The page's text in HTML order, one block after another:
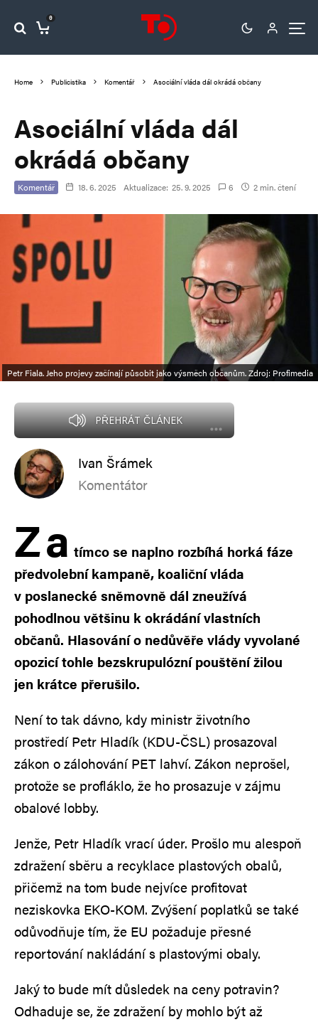
0
Home Publicistika Komentář Asociální vláda dál okrádá občany
Asociální vláda dál
okrádá občany
Komentář 18. 6. 2025 Aktualizace: 25. 9. 2025 6 2 min. čtení
Petr Fiala. Jeho projevy začínají působit jako výsměch občanům. Zdroj: Profimedia
PŘEHRÁT ČLÁNEK
Ivan Šrámek
Komentátor
Za tímco se naplno rozbíhá horká fáze
předvolební kampaně, koaliční vláda
v poslanecké sněmovně dál zneužívá
pohodlnou většinu k okrádání vlastních
občanů. Hlasování o nedůvěře vlády vyvolané
opozicí tohle bezskrupulózní pouštění žilou
jen krátce přerušilo.
Není to tak dávno, kdy ministr životního
prostředí Petr Hladík (KDU-ČSL) prosazoval
zákon o zálohování PET lahví. Zákon neprošel,
protože se profláklo, že ho prosazuje v zájmu
obalové lobby.
Jenže, Petr Hladík vrací úder. Prošlo mu alespoň
zdražení sběru a recyklace plastových obalů,
přičemž na tom bude nejvíce profitovat
neziskovka EKO-KOM. Zvýšení poplatků se také
odůvodňuje tím, že EU požaduje přesné
reportování nakládání s plastovými obaly.
Jaký to bude mít důsledek na ceny potravin?
Odhaduje se, že zdražení by mohlo být až